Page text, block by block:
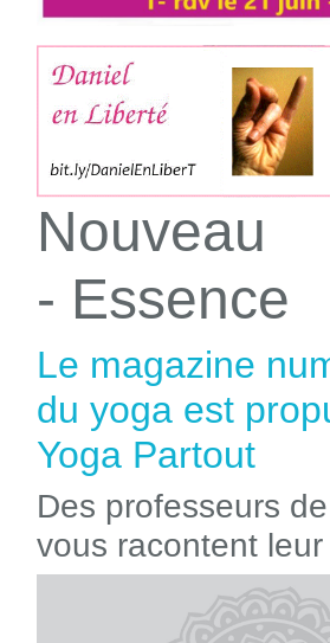
Nouveau
- Essence
Le magazine
du yoga est
Yoga Partout
Des professeurs
vous racontent